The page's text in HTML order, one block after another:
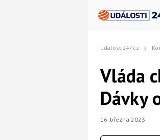
udalosti247.cz
Vláda
Dávky
16. března 2023